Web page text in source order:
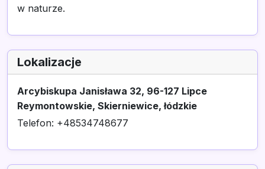
w naturze.
Lokalizacje
Arcybiskupa Janisława 32, 96-127 Lipce
Reymontowskie, Skierniewice, łódzkie
Telefon: +48534748677